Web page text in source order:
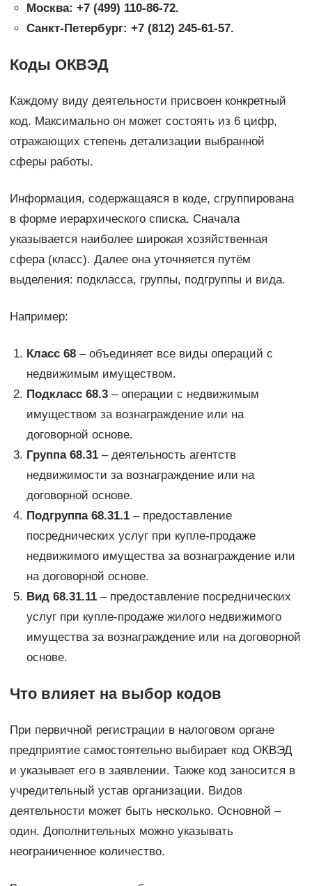
Москва: +7 (499) 110-86-72.
Санкт-Петербург: +7 (812) 245-61-57.
Коды ОКВЭД
Каждому виду деятельности присвоен конкретный
код. Максимально он может состоять из 6 цифр,
отражающих степень детализации выбранной
сферы работы.
Информация, содержащаяся в коде, сгруппирована
в форме иерархического списка. Сначала
указывается наиболее широкая хозяйственная
сфера (класс). Далее она уточняется путём
выделения: подкласса, группы, подгруппы и вида.
Например:
Класс 68– объединяет все виды операций с
недвижимым имуществом.
Подкласс 68.3– операции с недвижимым
имуществом за вознаграждение или на
договорной основе.
Группа 68.31– деятельность агентств
недвижимости за вознаграждение или на
договорной основе.
Подгруппа 68.31.1– предоставление
посреднических услуг при купле-продаже
недвижимого имущества за вознаграждение или
на договорной основе.
Вид 68.31.11– предоставление посреднических
услуг при купле-продаже жилого недвижимого
имущества за вознаграждение или на договорной
основе.
Что влияет на выбор кодов
При первичной регистрации в налоговом органе
предприятие самостоятельно выбирает код ОКВЭД
и указывает его в заявлении. Также код заносится в
учредительный устав организации. Видов
деятельности может быть несколько. Основной –
один. Дополнительных можно указывать
неограниченное количество.